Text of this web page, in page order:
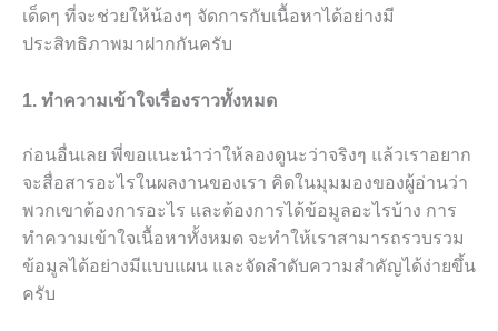
เด็ดๆ ที่จะช่วยให้น้องๆ จัดการกับเนื้อหาได้อย่างมี
ประสิทธิภาพมาฝากกันครับ
1. ทำความเข้าใจเรื่องราวทั้งหมด
ก่อนอื่นเลย พี่ขอแนะนำว่าให้ลองดูนะว่าจริงๆ แล้วเราอยาก
จะสื่อสารอะไรในผลงานของเรา คิดในมุมมองของผู้อ่านว่า
พวกเขาต้องการอะไร และต้องการได้ข้อมูลอะไรบ้าง การ
ทำความเข้าใจเนื้อหาทั้งหมด จะทำให้เราสามารถรวบรวม
ข้อมูลได้อย่างมีแบบแผน และจัดลำดับความสำคัญได้ง่ายขึ้น
ครับ